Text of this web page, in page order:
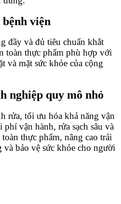
viện
đầy và đủ tiêu chuẩn khắt
toàn thực phẩm phù hợp với
và mặt sức khỏe của cộng
nghiệp quy mô nhỏ
rửa, tối ưu hóa khả năng vận
vận hành, rửa sạch sâu và
thực phẩm, nâng cao trải
bảo vệ sức khỏe cho người